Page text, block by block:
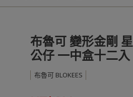
布魯可 變形金剛
公仔 一中盒十二入
布魯可 BLOKEES